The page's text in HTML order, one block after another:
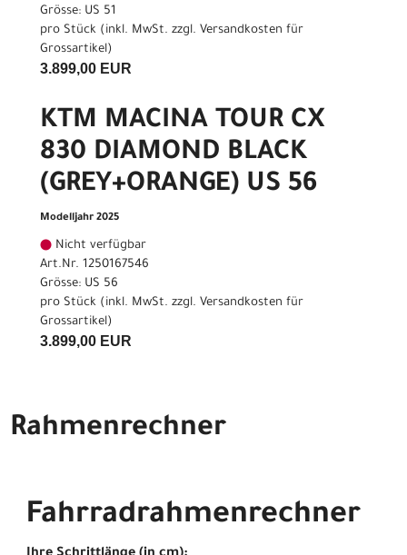
Grösse: US 51
pro Stück (inkl. MwSt. zzgl. Versandkosten für
Grossartikel)
3.899,00 EUR
KTM MACINA TOUR CX
830 DIAMOND BLACK
(GREY+ORANGE) US 56
Modelljahr 2025
Nicht verfügbar
Art.Nr. 1250167546
Grösse: US 56
pro Stück (inkl. MwSt. zzgl. Versandkosten für
Grossartikel)
3.899,00 EUR
Rahmenrechner
Fahrradrahmenrechner